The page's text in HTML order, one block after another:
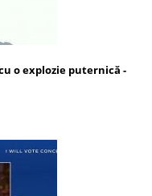
o explozie puternică -